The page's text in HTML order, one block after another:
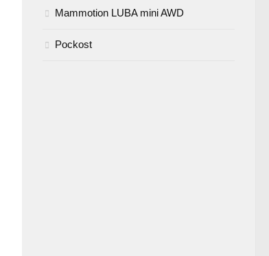
Mammotion LUBA mini AWD
Pockost